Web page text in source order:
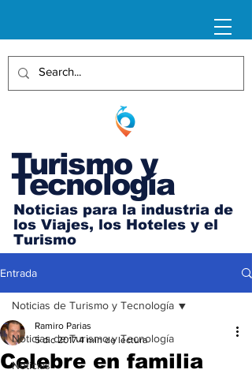
Turismo y
Tecnología
Noticias para la industria de
los Viajes, los Hoteles y el
Turismo
Entrada
Noticias de Turismo y Tecnología
Noticias
Noticias de Turismo y Tecnología
Celebre en familia
Ramiro Parias
5 dic 2017 4 min de lectura